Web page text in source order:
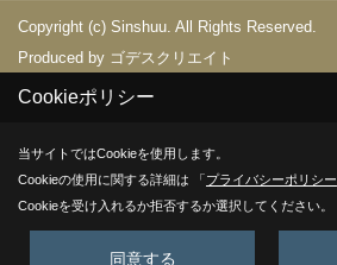
Copyright (c) Sinshuu. All Rights Reserved.
Produced by ゴデスクリエイト
Cookieポリシー
当サイトではCookieを使用します。
Cookieの使用に関する詳細は 「プライバシーポリシー
Cookieを受け入れるか拒否するか選択してください。
同意する